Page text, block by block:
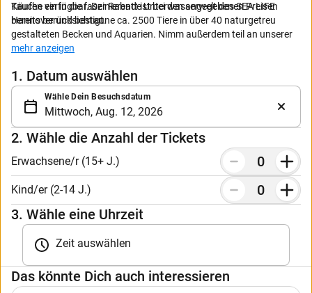
Käufen verfügbar. Der Rabatt ist bei den angegebenen Preisen
bereits berücksichtigt.
Tauche ein in die faszinierende Unterwasserwelt des SEA LIFE
Hannover und bestaune ca. 2500 Tiere in über 40 naturgetreu
gestalteten Becken und Aquarien. Nimm außerdem teil an unserer
Expedition Dschungel im tropischen Regenwald mit dem geretteten
Ticket ausdrucken oder auf dem Smartphone oder Tablet
vorzeigen.
Kinder unter 15 Jahren müssen von einem Erwachsenen
begleitet werden.
Kinder unter 2 Jahren erhalten freien Eintritt.
Bitte beachte, dass es zu Stoßzeiten und an besuchsstarken
Tagen zu längeren Wartezeiten kommen kann.
Tickets sind nicht stornierbar.
Keine Verbindung mit weiteren Ermäßigungen oder
Beachte auch unsere AGB.
mehr anzeigen
1. Datum auswählen
Wähle Dein Besuchsdatum
2. Wähle die Anzahl der Tickets
Erwachsene/r (15+ J.)
Kind/er (2-14 J.)
3. Wähle eine Uhrzeit
Zeit auswählen
Das könnte Dich auch interessieren